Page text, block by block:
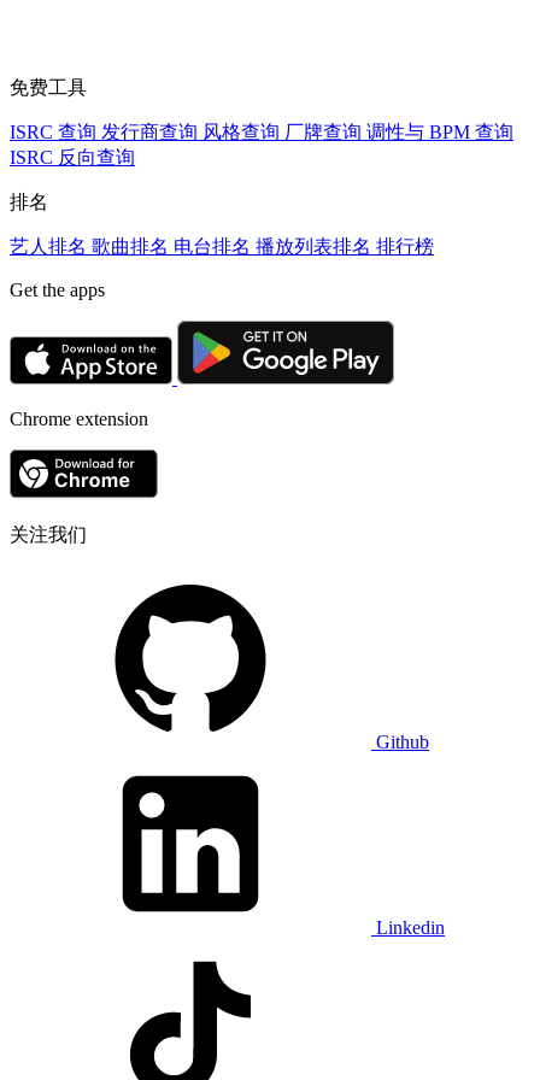
免费工具
ISRC 查询 发行商查询 风格查询 厂牌查询 调性与 BPM 查询
ISRC 反向查询
排名
艺人排名 歌曲排名 电台排名 播放列表排名 排行榜
Get the apps
Chrome extension
关注我们
Github
Linkedin